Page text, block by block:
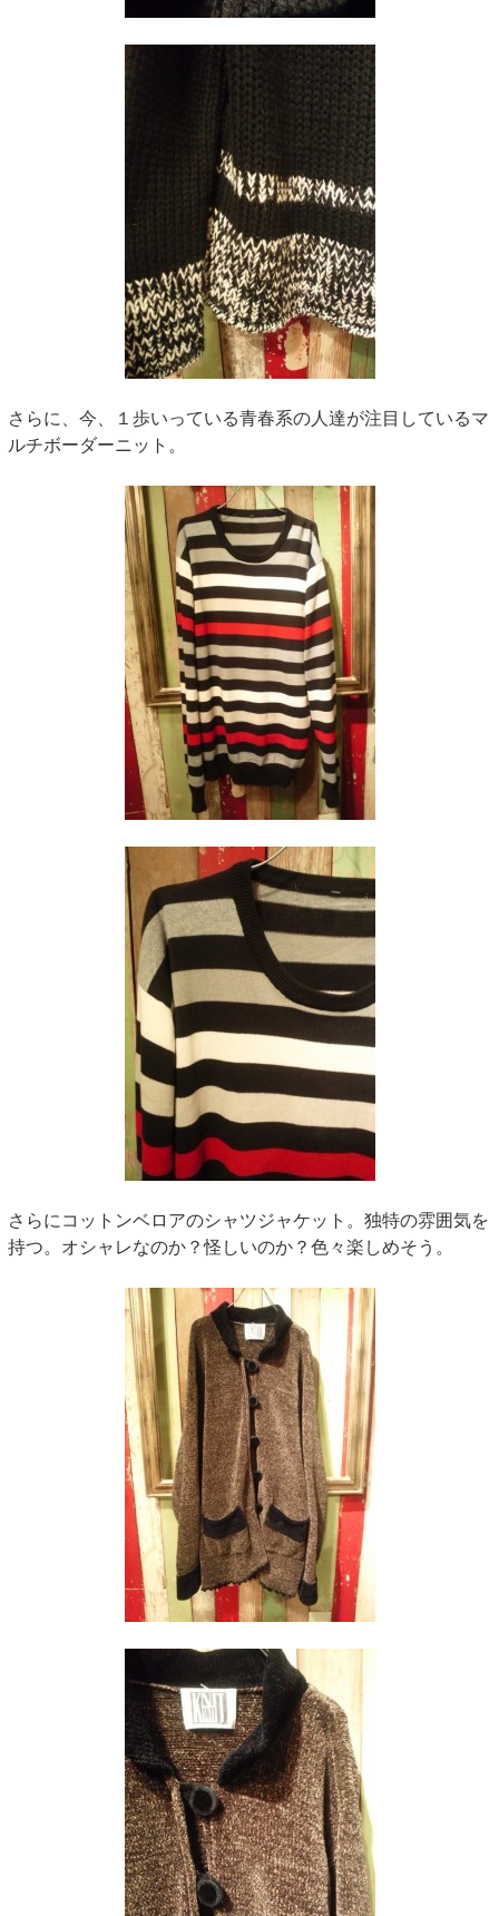
さらに、今、１歩いっている青春系の人達が注目しているマ
ルチボーダーニット。
さらにコットンベロアのシャツジャケット。独特の雰囲気を
持つ。オシャレなのか？怪しいのか？色々楽しめそう。